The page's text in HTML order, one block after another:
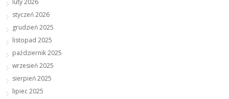
luty 2026
styczeń 2026
grudzień 2025
listopad 2025
październik 2025
wrzesień 2025
sierpień 2025
lipiec 2025